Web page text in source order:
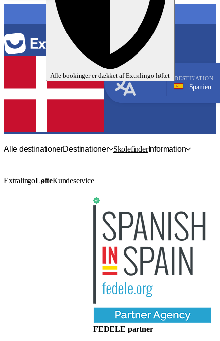
Alle bookinger er dækket afExtralingo løftet DESTINATION
Spanien, Valencia
Alle destinationerDestinationer SkolefinderInformation
ExtralingoLøfteKundeservice
FEDELE partner